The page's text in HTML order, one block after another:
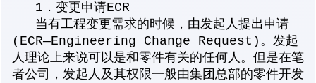
1．变更申请ECR
当有工程变更需求的时候，由发起人提出申请
(ECR—Engineering Change Request)。发起
人理论上来说可以是和零件有关的任何人。但是在笔
者公司，发起人及其权限一般由集团总部的零件开发